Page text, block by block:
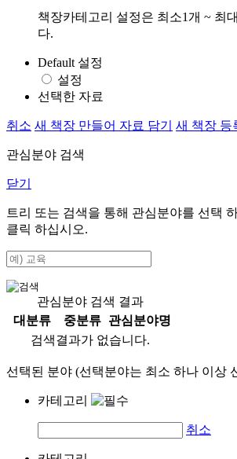
책장카테고리 설정은 최소1개 ~ 최
다.
Default 설정
설정
선택한 자료
취소 새 책장 만들어 자료 담기 새 책장 등
관심분야 검색
닫기
트리 또는 검색을 통해 관심분야를 선택
클릭 하십시오.
관심분야 검색 결과
대분류
중분류
관심분야명
검색결과가 없습니다.
선택된 분야 (선택분야는 최소 하나 이상
카테고리
취소